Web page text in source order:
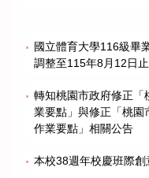
國立體育大學116級畢
調整至115年8月12日
轉知桃園市政府修正「
業要點」與修正「桃園
作業要點」相關公告
本校38週年校慶班際